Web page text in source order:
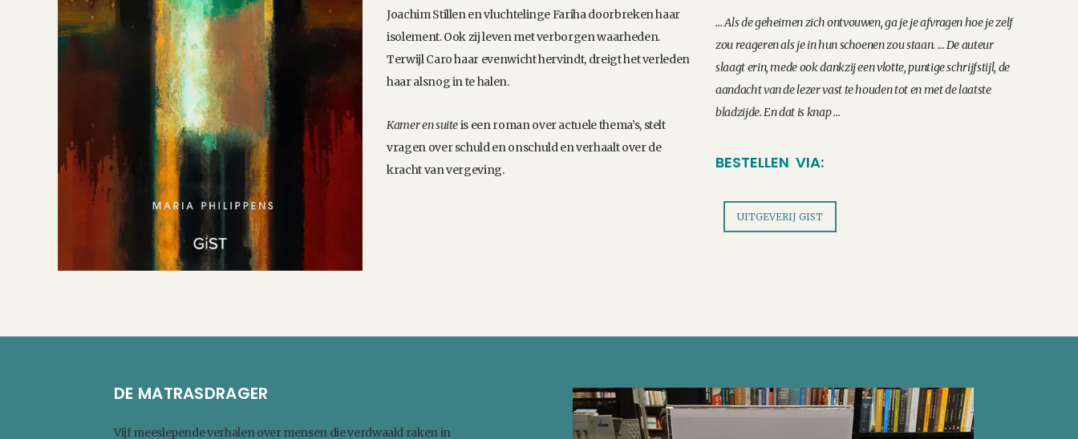
Joachim Stillen en vluchtelinge Fariha doorbreken haar
isolement. Ook zij leven met verborgen waarheden.
Terwijl Caro haar evenwicht hervindt, dreigt het verleden
haar alsnog in te halen.
Kamer en suiteis een roman over actuele thema’s, stelt
vragen over schuld en onschuld en verhaalt over de
kracht van vergeving.
… Als de geheimen zich ontvouwen, ga je je afvragen hoe je zelf
zou reageren als je in hun schoenen zou staan. … De auteur
slaagt erin, mede ook dankzij een vlotte, puntige schrijfstijl, de
aandacht van de lezer vast te houden tot en met de laatste
bladzijde. En dat is knap …
BESTELLEN VIA:
UITGEVERIJ GIST
DE MATRASDRAGER
Vijf meeslepende verhalen over mensen die verdwaald raken in